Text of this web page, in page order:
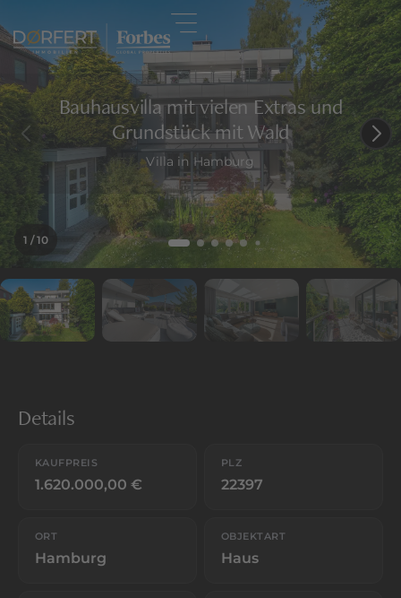
Bauhausvilla mit vielen Extras und
Grundstück mit Wald
Villa in Hamburg
1 / 10
Details
KAUFPREIS
1.620.000,00 €
PLZ
22397
ORT
Hamburg
OBJEKTART
Haus